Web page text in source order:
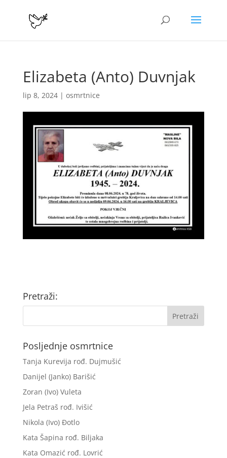
Elizabeta (Anto) Duvnjak
lip 8, 2024| osmrtnice
Pretraži:
Posljednje osmrtnice
Tanja Kurevija rođ. Dujmušić
Danijel (Janko) Barišić
Zoran (Ivo) Vuleta
Jela Petraš rođ. Ivišić
Nikola (Ivo) Đotlo
Kata Šapina rođ. Biljaka
Kata Omazić rođ. Lovrić